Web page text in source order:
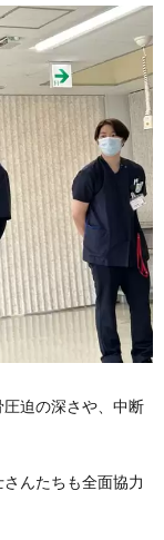
迫の深さや、中断
んたちも全面協力